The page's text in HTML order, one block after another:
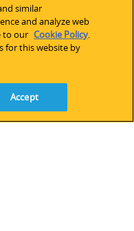
ンス
トウェア
similar
and analyze web
to our Cookie Policy.
for this website by
Accept